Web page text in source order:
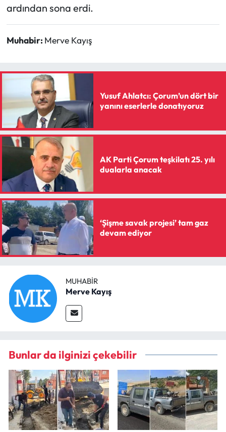
ardından sona erdi.
Muhabir: Merve Kayış
Yusuf Ahlatcı: Çorum’un dört bir
yanını eserlerle donatıyoruz
AK Parti Çorum teşkilatı 25. yılı
dualarla anacak
‘Şişme savak projesi’ tam gaz
devam ediyor
MUHABIR
Merve Kayış
Bunlar da ilginizi çekebilir
Spor
Uğurludağ Haberleri
Yaşam
Yayla Haber
Yemek Tarifleri
Yerel Haberler